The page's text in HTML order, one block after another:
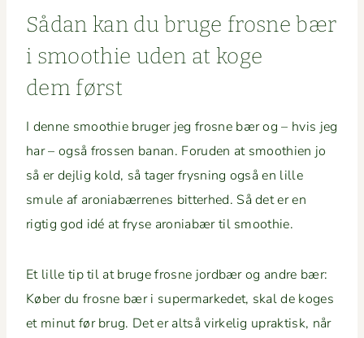
Sådan kan du bruge frosne bær
i smooth­ie uden at koge
dem først
I denne smooth­ie bruger jeg frosne bær og – hvis jeg
har – også frossen banan. Foru­den at smooth­ien jo
så er dejlig kold, så tager frys­ning også en lille
smule af aro­ni­abær­renes bit­ter­hed. Så det er en
rigtig god idé at fryse aro­ni­abær til smoothie.
Et lille tip til at bruge frosne jord­bær og andre bær:
Køber du frosne bær i super­markedet, skal de koges
et min­ut før brug. Det er alt­så virke­lig uprak­tisk, når